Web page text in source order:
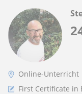
Online-Unterricht
First Certificate in